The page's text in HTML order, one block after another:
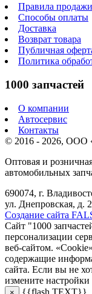
Правила продажи
Способы оплаты
Доставка
Возврат товара
Публичная
Политика
1000 запчастей
О компании
Автосервис
Контакты
© 2016 - 2026,
Оптовая и
автомобильных
690074, г.
ул. Днепровская, д.
Создание сайта
Сайт "1000
персонализации
веб-сайтом.
содержащие
сайта. Если вы не
измените настройки
{{flash.TEXT}}